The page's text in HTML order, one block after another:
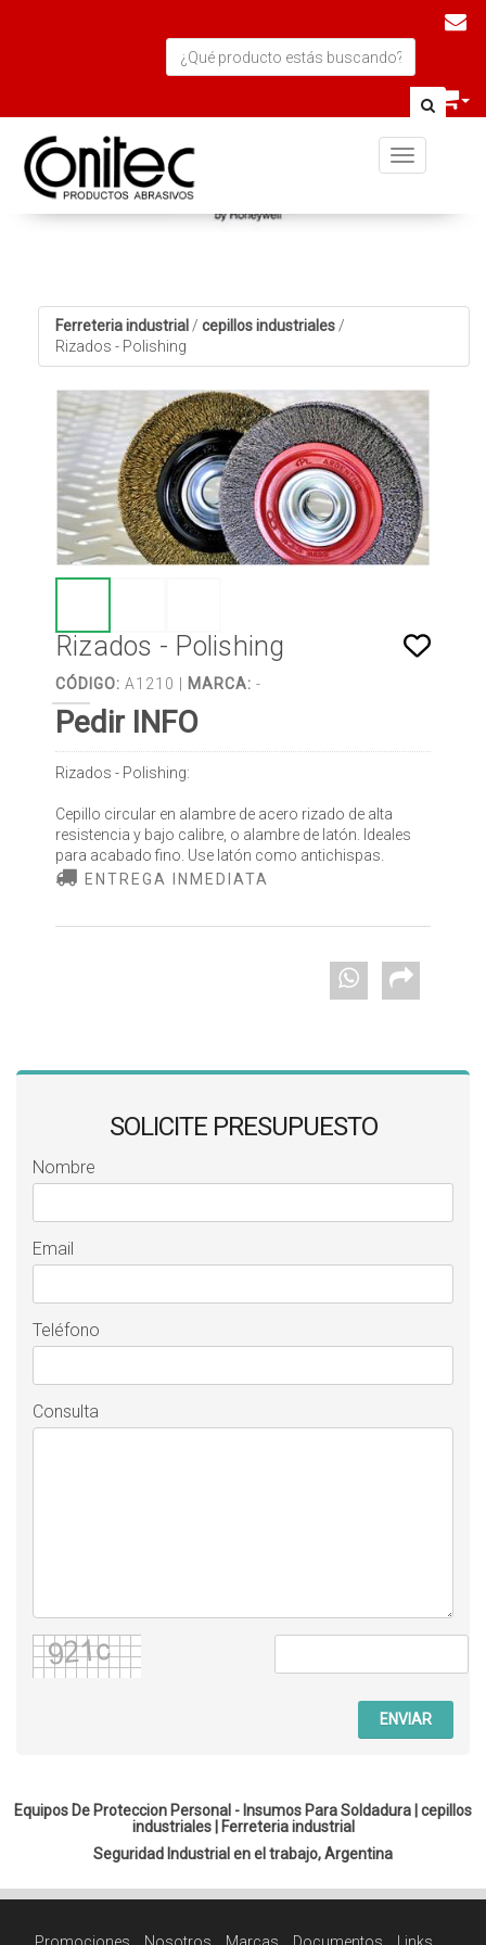
Toggle
Ferreteria industrial / cepillos industriales /
Rizados - Polishing
Rizados - Polishing
CÓDIGO: A1210 | MARCA: -
Pedir INFO
Rizados - Polishing:
Cepillo circular en alambre de acero rizado de alta
resistencia y bajo calibre, o alambre de latón. Ideales
para acabado fino. Use latón como antichispas.
ENTREGA INMEDIATA
SOLICITE PRESUPUESTO
Nombre
Email
Teléfono
Consulta
ENVIAR
Equipos De Proteccion Personal - Insumos Para Soldadura | cepillos
industriales|
Ferreteria industrial
Seguridad Industrial en el trabajo, Argentina